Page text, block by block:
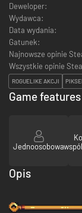
Deweloper:
Wydawca:
Data wydania:
Gatunek:
Najnowsze opinie
Wszystkie opinie
ROGUELIKE AKCJI
Game features
Jednoosobowa
Opis